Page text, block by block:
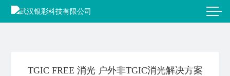
TGIC FREE 消光 户外非TGIC消光解决方案